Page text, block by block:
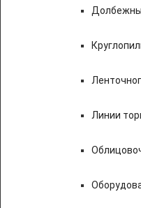
Линии